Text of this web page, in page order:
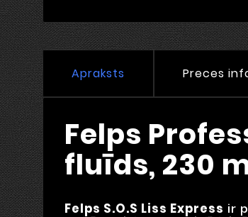
Apraksts Preces
Felps
fluīds, 230
Felps S.O.S Liss Express ir